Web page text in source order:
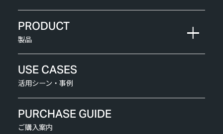
PRODUCT
製品
USE CASES
活用シーン・事例
PURCHASE GUIDE
ご購入案内